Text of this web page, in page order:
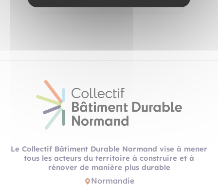
Le Collectif Bâtiment Durable Normand vise à mener
tous les acteurs du territoire à construire et à
rénover de manière plus durable
Normandie